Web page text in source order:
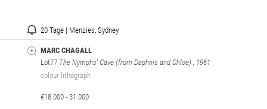
20 Tage | Menzies, Sydney
MARC CHAGALL
Lot77 The Nymphs' Cave (from Daphnis and Chloe) , 1961
colour lithograph
€18.000 - 31.000